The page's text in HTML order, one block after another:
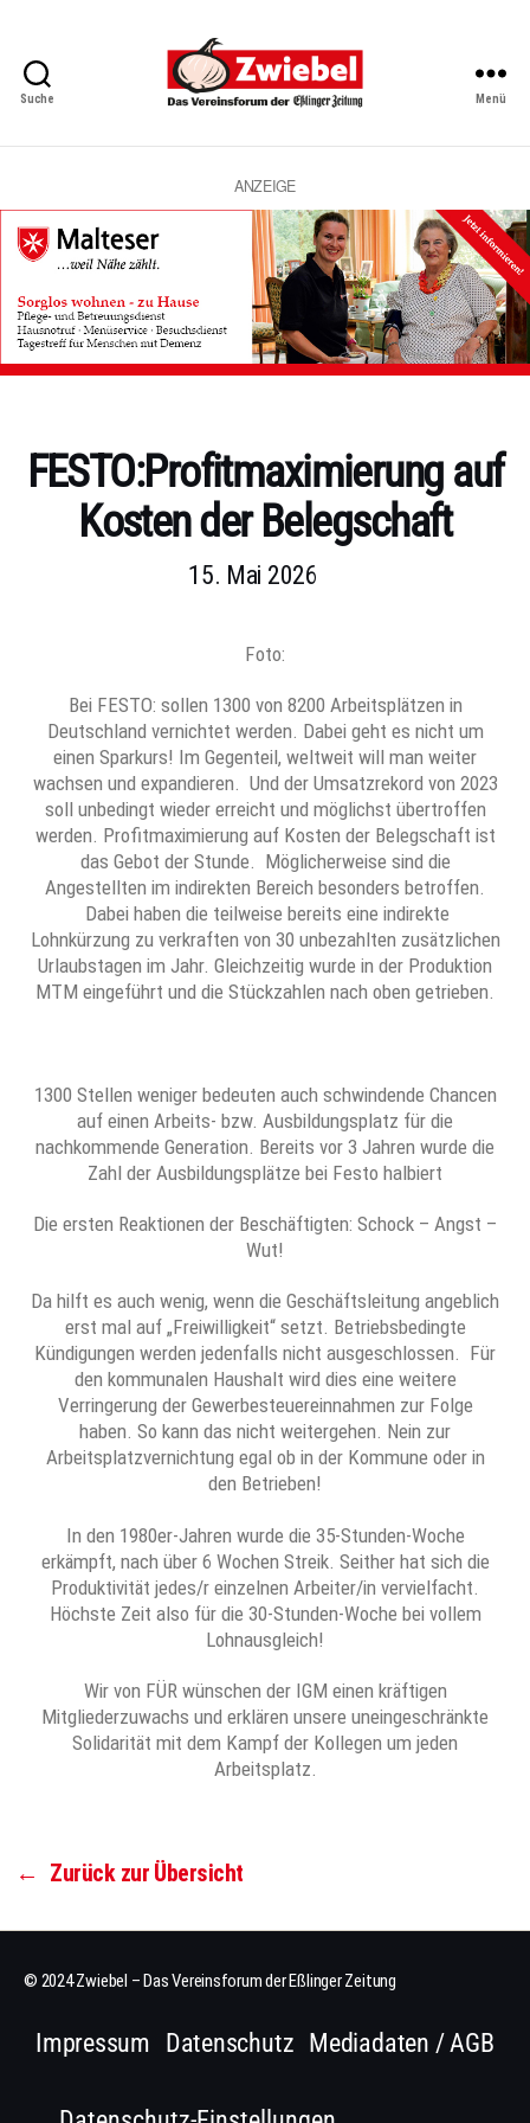
Suche
Vereinsforum
Eßlinger
Zeitung
Menü
ANZEIGE
Kategorien
FESTO:Profitmaximierung auf
Kosten der Belegschaft
15. Mai 2026
Foto:
Bei FESTO: sollen 1300 von 8200 Arbeitsplätzen in
Deutschland vernichtet werden. Dabei geht es nicht um
einen Sparkurs! Im Gegenteil, weltweit will man weiter
wachsen und expandieren. Und der Umsatzrekord von 2023
soll unbedingt wieder erreicht und möglichst übertroffen
werden. Profitmaximierung auf Kosten der Belegschaft ist
das Gebot der Stunde. Möglicherweise sind die
Angestellten im indirekten Bereich besonders betroffen.
Dabei haben die teilweise bereits eine indirekte
Lohnkürzung zu verkraften von 30 unbezahlten zusätzlichen
Urlaubstagen im Jahr. Gleichzeitig wurde in der Produktion
MTM eingeführt und die Stückzahlen nach oben getrieben.
1300 Stellen weniger bedeuten auch schwindende Chancen
auf einen Arbeits- bzw. Ausbildungsplatz für die
nachkommende Generation. Bereits vor 3 Jahren wurde die
Zahl der Ausbildungsplätze bei Festo halbiert
Die ersten Reaktionen der Beschäftigten: Schock – Angst –
Wut!
Da hilft es auch wenig, wenn die Geschäftsleitung angeblich
erst mal auf „Freiwilligkeit“ setzt. Betriebsbedingte
Kündigungen werden jedenfalls nicht ausgeschlossen. Für
den kommunalen Haushalt wird dies eine weitere
Verringerung der Gewerbesteuereinnahmen zur Folge
haben. So kann das nicht weitergehen. Nein zur
Arbeitsplatzvernichtung egal ob in der Kommune oder in
den Betrieben!
In den 1980er-Jahren wurde die 35-Stunden-Woche
erkämpft, nach über 6 Wochen Streik. Seither hat sich die
Produktivität jedes/r einzelnen Arbeiter/in vervielfacht.
Höchste Zeit also für die 30-Stunden-Woche bei vollem
Lohnausgleich!
Wir von FÜR wünschen der IGM einen kräftigen
Mitgliederzuwachs und erklären unsere uneingeschränkte
Solidarität mit dem Kampf der Kollegen um jeden
Arbeitsplatz.
← Zurück zur Übersicht
© 2024 Zwiebel – Das Vereinsforum der Eßlinger Zeitung
Impressum Datenschutz Mediadaten / AGB